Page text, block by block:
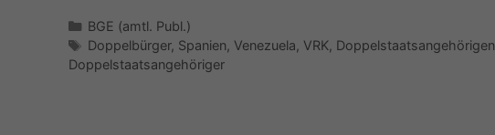
Kategorien
BGE (amtl. Publ.)
Schlagwörter
Doppelbürger, Spanien, Venezuela, VRK, Doppelstaatsangehörigen
Doppelstaatsangehöriger